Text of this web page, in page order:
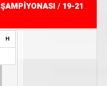
/ 19-21
H